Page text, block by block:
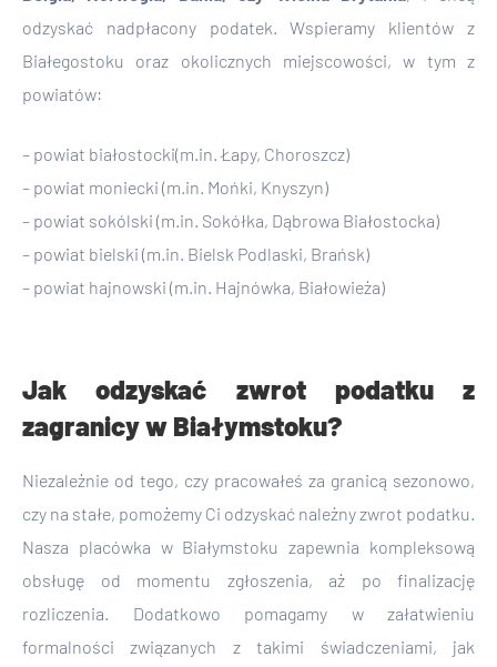
odzyskać nadpłacony podatek. Wspieramy klientów z
Białegostoku oraz okolicznych miejscowości, w tym z
powiatów:
– powiat białostocki(m.in. Łapy, Choroszcz)
– powiat moniecki (m.in. Mońki, Knyszyn)
– powiat sokólski (m.in. Sokółka, Dąbrowa Białostocka)
– powiat bielski (m.in. Bielsk Podlaski, Brańsk)
– powiat hajnowski (m.in. Hajnówka, Białowieża)
Jak odzyskać zwrot podatku z
zagranicy w Białymstoku?
Niezależnie od tego, czy pracowałeś za granicą sezonowo,
czy na stałe, pomożemy Ci odzyskać należny zwrot podatku.
Nasza placówka w Białymstoku zapewnia kompleksową
obsługę od momentu zgłoszenia, aż po finalizację
rozliczenia. Dodatkowo pomagamy w załatwieniu
formalności związanych z takimi świadczeniami, jak